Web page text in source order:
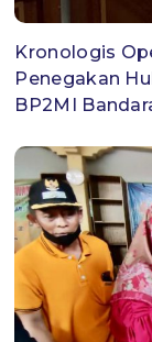
Kronologis
Penegakan
BP2MI